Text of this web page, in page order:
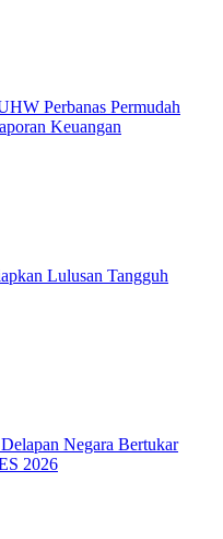
Perbanas Permudah
Keuangan
Lulusan Tangguh
Negara Bertukar
2026